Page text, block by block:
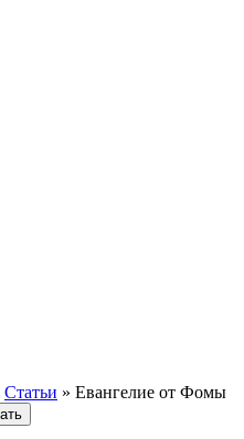
Статьи » Евангелие от Фомы